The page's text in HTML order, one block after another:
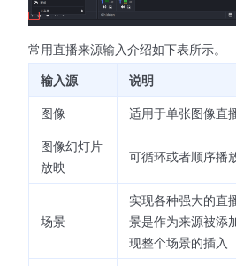
常用直播来源输入介绍如下表所示。
输入源
说明
图像
适用于单张图像直
图像幻灯片
放映
可循环或者顺序播
场景
实现各种强大的直
景是作为来源被添
现整个场景的插入